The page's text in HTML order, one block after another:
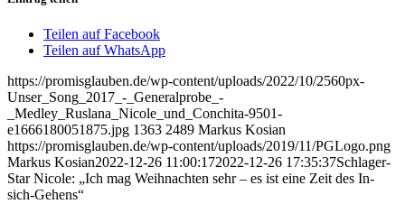
Teilen auf Facebook
Teilen auf WhatsApp
https://promisglauben.de/wp-content/uploads/2022/10/2560px-
Unser_Song_2017_-_Generalprobe_-
_Medley_Ruslana_Nicole_und_Conchita-9501-
e1666180051875.jpg 1363 2489 Markus Kosian
https://promisglauben.de/wp-content/uploads/2019/11/PGLogo.png
Markus Kosian2022-12-26 11:00:172022-12-26 17:35:37Schlager-
Star Nicole: „Ich mag Weihnachten sehr – es ist eine Zeit des In-
sich-Gehens“